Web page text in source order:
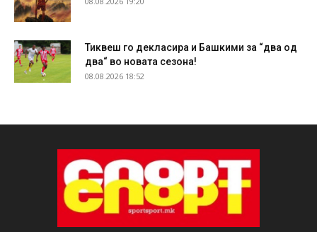
Тиквеш го декласира и Башкими за “два од
два“ во новата сезона!
08.08.2026 18:52